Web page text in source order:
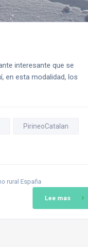
interesante que se
en esta modalidad, los
PirineoCatalan
rural España
Lee mas